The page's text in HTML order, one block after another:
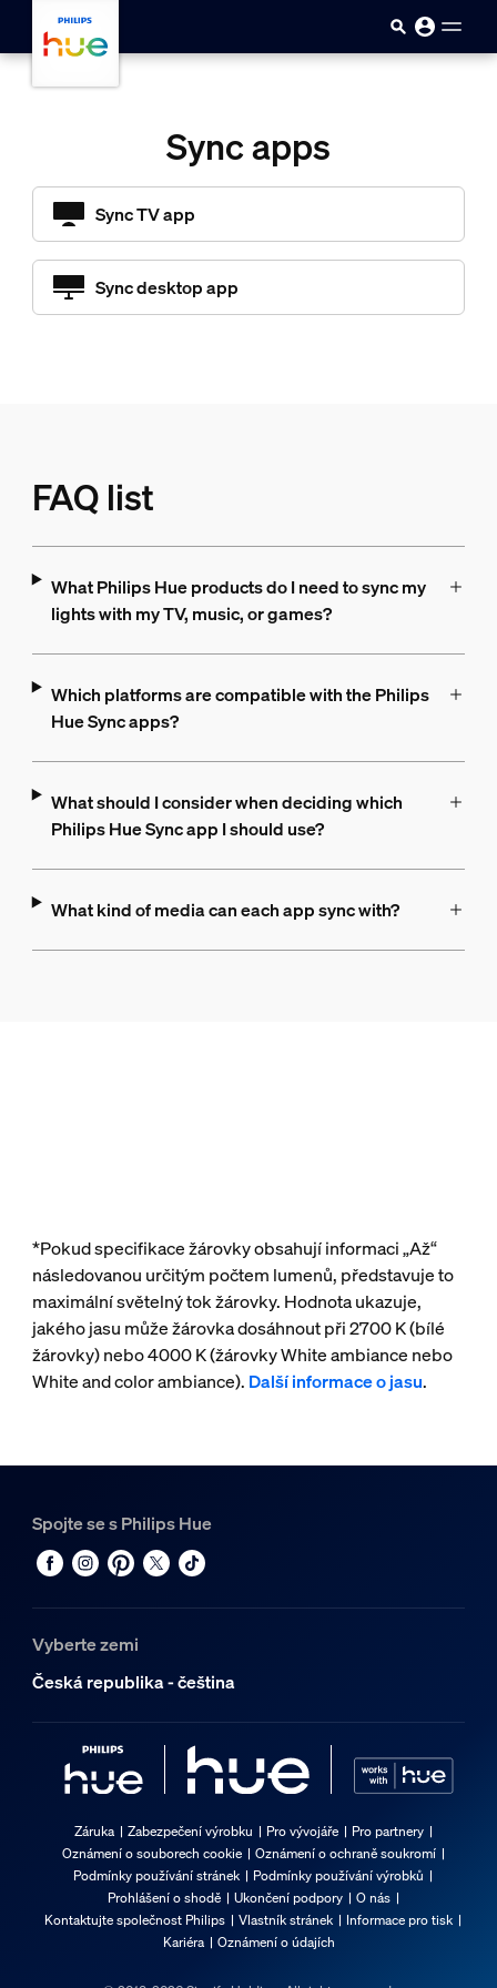
Sync apps
Sync TV app
Sync desktop app
FAQ list
What Philips Hue products do I need to sync my
lights with my TV, music, or games?
Which platforms are compatible with the Philips
Hue Sync apps?
What should I consider when deciding which
Philips Hue Sync app I should use?
What kind of media can each app sync with?
*Pokud specifikace žárovky obsahují informaci „Až“
následovanou určitým počtem lumenů, představuje to
maximální světelný tok žárovky. Hodnota ukazuje,
jakého jasu může žárovka dosáhnout při 2700 K (bílé
žárovky) nebo 4000 K (žárovky White ambiance nebo
White and color ambiance). Další informace o jasu.
Spojte se s Philips Hue
Vyberte zemi
Česká republika - čeština
Záruka Zabezpečení výrobku Pro vývojáře
Pro partnery
Oznámení o souborech cookie
Oznámení o ochraně soukromí
Podmínky používání stránek
Podmínky používání výrobků
Prohlášení o shodě
Ukončení podpory
O nás
Kontaktujte společnost Philips
Vlastník stránek
Informace pro tisk
Kariéra
Oznámení o údajích